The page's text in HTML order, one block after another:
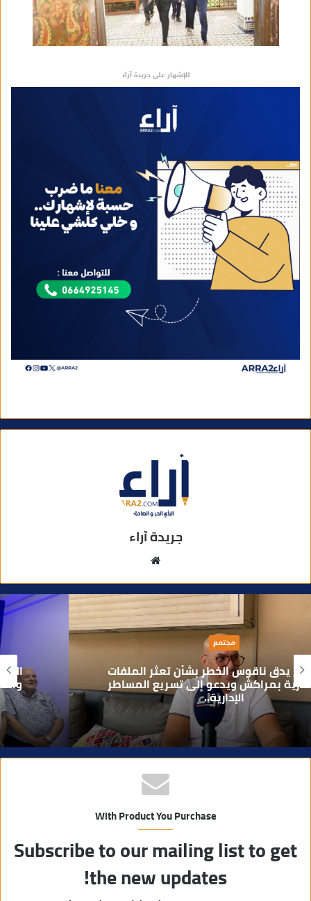
للإشهار على جريدة آراء
جريدة آراء
ق
ع
ا
ي
ب
الأمين الجهوي طارق حنيش وقيادات “الأصالة
والمعاصرة” يدشنون مقراً جديداً للحزب بتراب
المنارة مراكش
With Product You Purchase
Subscribe to our mailing list to get
the new updates!